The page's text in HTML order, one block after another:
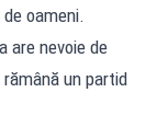
oameni.
are nevoie de
un partid